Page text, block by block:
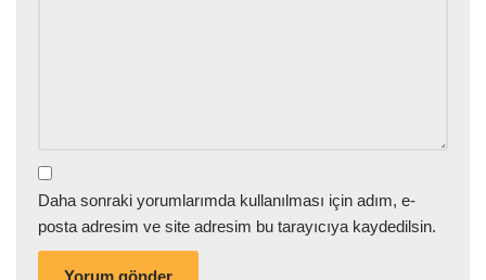
Daha sonraki yorumlarımda kullanılması için adım, e-
posta adresim ve site adresim bu tarayıcıya kaydedilsin.